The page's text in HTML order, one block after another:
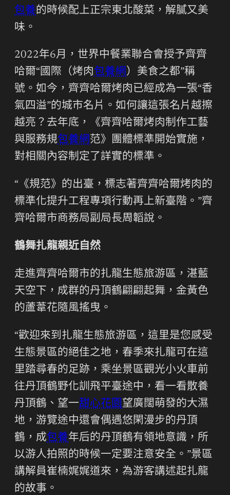
包養的時候配上正宗東北酸菜，解膩又美
味。
2022年6月，世界中餐業聯合會授予齊齊
哈爾“國際（烤肉包養網）美食之都”稱
號。如今，齊齊哈爾烤肉已經成為一張“香
氣四溢”的城市名片。如何讓這張名片越擦
越亮？去年底，《齊齊哈爾烤肉制作工藝
與服務規包養網范》團體標準開始實施，
對相關內容制定了詳實的標準。
“《規范》的出臺，標志著齊齊哈爾烤肉的
標準化提升工程專項行動再上新臺階。”齊
齊哈爾市商務局副局長周韜說。
鶴舞扎龍親近自然
走進齊齊哈爾市的扎龍生態旅游區，湛藍
天空下，成群的丹頂鶴翩翩起舞，金黃色
的蘆葦花隨風搖曳。
“歡迎來到扎龍生態旅游區，這里是您感受
生態景區的絕佳之地，春季來扎龍可在這
里踏尋春的足跡，乘坐景區觀光小火車前
往丹頂鶴野化訓飛平臺途中，看一看散養
丹頂鶴、望一甜心花園望廣闊萌發的大濕
地，游覽途中還會偶遇悠閑漫步的丹頂
鶴，成包養年后的丹頂鶴有領地意識，所
以游人拍照的時候一定要注意安全。”景區
講解員崔楠娓娓道來，為游客講述起扎龍
的故事。